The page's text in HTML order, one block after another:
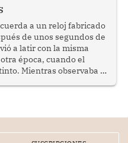
fortalecer las políticas
en pobreza.
a un reloj fabricado
de unos segundos de
a latir con la misma
época, cuando el
Mientras observaba el